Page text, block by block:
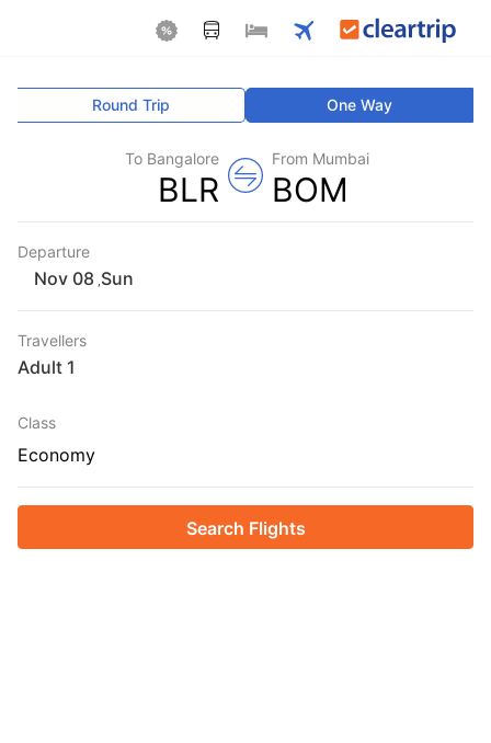
One Way
Round Trip
From Mumbai
BOM
To Bangalore
BLR
Departure
Sun
Travellers
1 Adult
Class
Economy